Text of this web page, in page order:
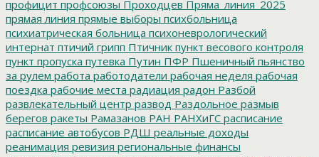
профицит профсоюзы Проходцев Пряма_линия_2025
прямая линия прямые выборы психбольница
психиатрическая больница психоневрологический
интернат птичий грипп Птичник пункт весового контроля
пункт пропуска путевка Путин ПФР Пшеничный пьянство
за рулем работа работодатели рабочая неделя рабочая
поездка рабочие места радиация радон Разбой
развлекательный центр развод Раздольное размыв
берегов ракеты Рамазанов РАН РАНХиГС расписание
расписание автобусов РДШ реальные доходы
реанимация ревизия региональные финансы